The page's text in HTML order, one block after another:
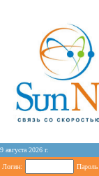
9 августа 2026 г.
Логин:
Пароль: